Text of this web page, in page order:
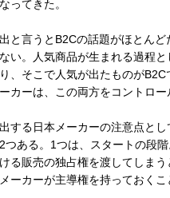
ってきた。
と言うとB2Cの話題がほとんど
い。人気商品が生まれる過程
、そこで人気が出たものが
カーは、この両方をコントロー
する日本メーカーの注意点と
つある。1つは、スタートの段
る販売の独占権を渡してしま
ーカーが主導権を持っておくこ